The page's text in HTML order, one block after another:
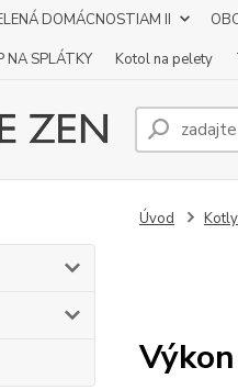
DOMÁCNOSTIAM II
NA SPLÁTKY Kotol na pelety
Úvod